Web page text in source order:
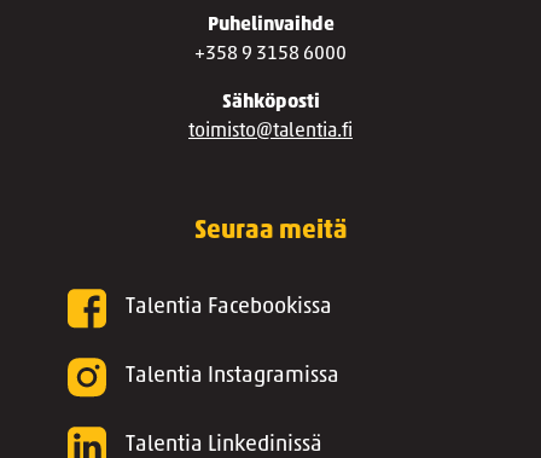
Puhelinvaihde
+358 9 3158 6000
Sähköposti
toimisto@talentia.fi
Seuraa meitä
Talentia Facebookissa
Talentia Instagramissa
Talentia Linkedinissä